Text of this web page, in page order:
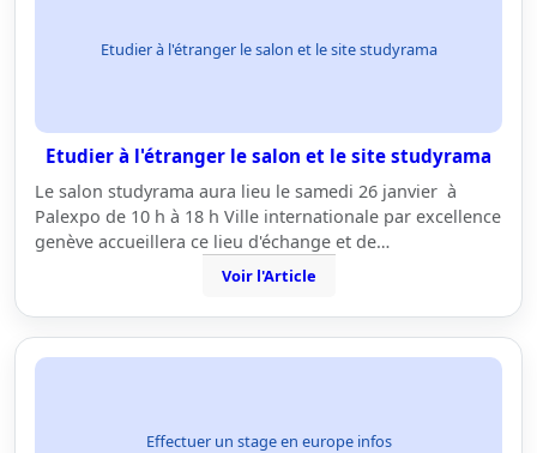
Etudier à l'étranger le salon et le site studyrama
Etudier à l'étranger le salon et le site studyrama
Le salon studyrama aura lieu le samedi 26 janvier à
Palexpo de 10 h à 18 h Ville internationale par excellence
genève accueillera ce lieu d'échange et de…
Voir l'Article
Effectuer un stage en europe infos